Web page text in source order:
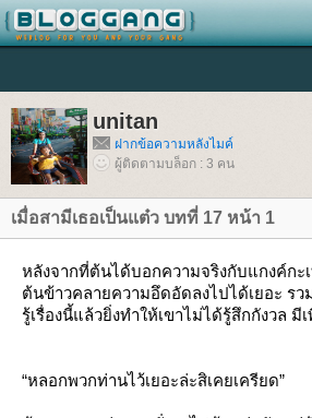
unitan
ฝากข้อความหลังไมค์
ผู้ติดตามบล็อก : 3 คน
เมื่อสามีเธอเป็นแต๋ว บทที่ 17 หน้า 1
หลังจากที่ต้นได้บอกความจริงกับแกงค์กะ
ต้นข้าวคลายความอึดอัดลงไปได้เยอะ รว
รู้เรื่องนี้แล้วยิ่งทำให้เขาไม่ได้รู้สึกกังวล
“หลอกพวกท่านไว้เยอะล่ะสิเคยเครียด”